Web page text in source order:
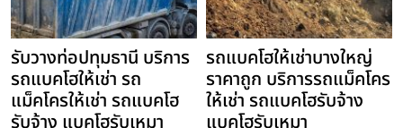
รับวางท่อปทุมธานี บริการ
รถแบคโฮให้เช่า รถ
แม็คโครให้เช่า รถแบคโฮ
รับจ้าง แบคโฮรับเหมา
รถแบคโฮให้เช่าบางใหญ่
ราคาถูก บริการรถแม็คโคร
ให้เช่า รถแบคโฮรับจ้าง
แบคโฮรับเหมา